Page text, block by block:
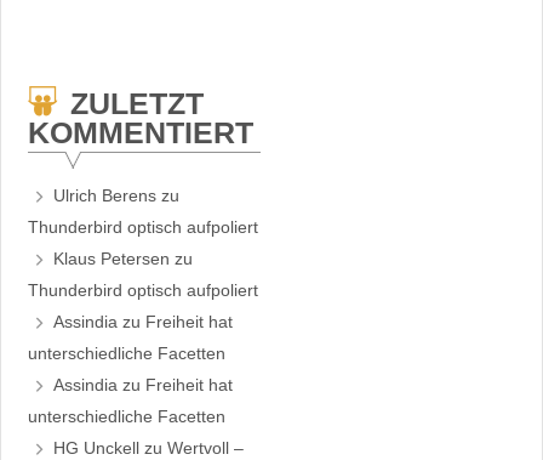
ZULETZT
KOMMENTIERT
Ulrich Berens zu
Thunderbird optisch aufpoliert
Klaus Petersen zu
Thunderbird optisch aufpoliert
Assindia zu Freiheit hat
unterschiedliche Facetten
Assindia zu Freiheit hat
unterschiedliche Facetten
HG Unckell zuWertvoll –